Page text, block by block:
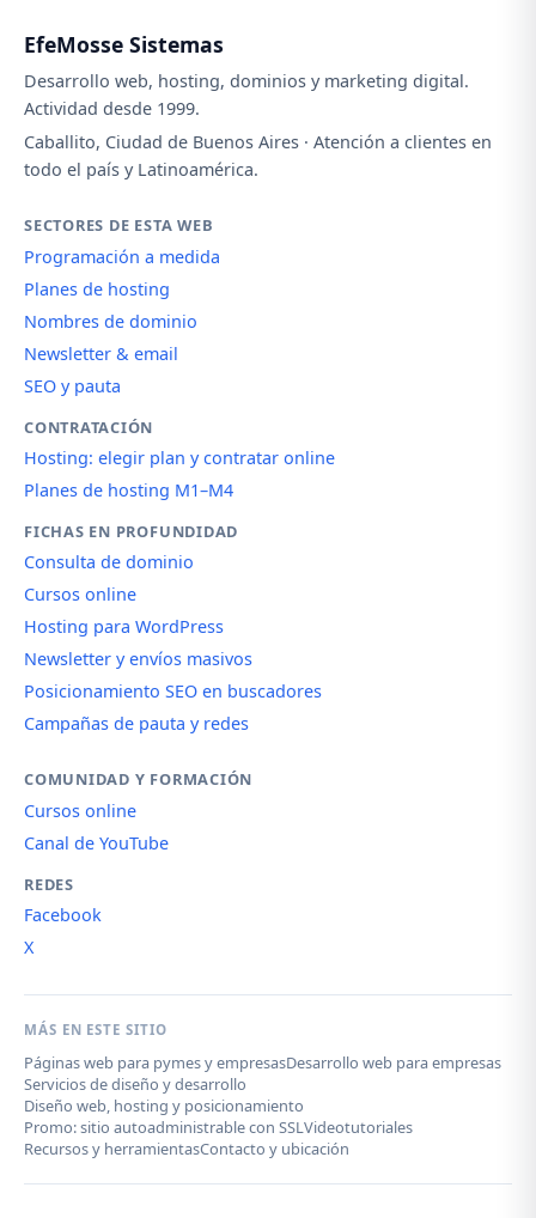
EfeMosse Sistemas
Desarrollo web, hosting, dominios y marketing digital.
Actividad desde 1999.
Caballito, Ciudad de Buenos Aires · Atención a clientes en
todo el país y Latinoamérica.
SECTORES DE ESTA WEB
Programación a medida
Planes de hosting
Nombres de dominio
Newsletter & email
SEO y pauta
CONTRATACIÓN
Hosting: elegir plan y contratar online
Planes de hosting M1–M4
FICHAS EN PROFUNDIDAD
Consulta de dominio
Cursos online
Hosting para WordPress
Newsletter y envíos masivos
Posicionamiento SEO en buscadores
Campañas de pauta y redes
COMUNIDAD Y FORMACIÓN
Cursos online
Canal de YouTube
REDES
Facebook
X
MÁS EN ESTE SITIO
Páginas web para pymes y empresasDesarrollo web para empresas
Servicios de diseño y desarrollo
Diseño web, hosting y posicionamiento
Promo: sitio autoadministrable con SSLVideotutoriales
Recursos y herramientasContacto y ubicación